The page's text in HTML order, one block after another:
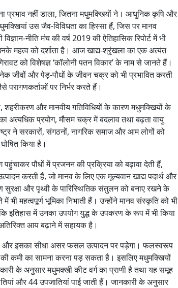
प्रभाव नहीं डाला, जितना मधुमक्खियों ने। आधुनिक कृषि और
उस जैव-विविधता का हिस्सा हैं, जिस पर मानव
नीति मंच की वर्ष 2019 की ऐतिहासिक रिपोर्ट में भी
महत्व को दर्शाता है। आज खाद्य-श्रृंखला का एक अत्यंत
को विशेषज्ञ ‘कॉलोनी पतन विकार’ के नाम से जानते हैं।
जीवों और पेड़-पौधों के जीवन चक्र को भी प्रभावित करती
पर निर्भर करते हैं।
और मानवीय गतिविधियों के कारण मधुमक्खियों के
अत्यधिक प्रयोग, मौसम चक्र में बदलाव तथा बढ़ता वायु
ने सरकारों, संगठनों, नागरिक समाज और आम लोगों को
किया है।
पौधों में प्रजनन की प्रक्रिया को बढ़ावा देती हैं,
करती हैं, जो मानव के लिए एक मूल्यवान खाद्य पदार्थ और
सुरक्षा और पृथ्वी के पारिस्थितिक संतुलन को बनाए रखने के
महत्वपूर्ण भूमिका निभाती हैं। उन्होंने मानव संस्कृति को भी
इतिहास में उनका उपयोग युद्ध के उपकरण के रूप में भी किया
आय बढ़ाने में सहायक है।
और इसका सीधा असर फसल उत्पादन पर पड़ेगा। फलस्वरूप
कमी का सामना करना पड़ सकता है। इसलिए मधुमक्खियों
के अनुसार मधुमक्खी कीट वर्ग का प्राणी है तथा यह समूह
और 44 उपजातियां पाई जाती हैं। जानकारी के अनुसार